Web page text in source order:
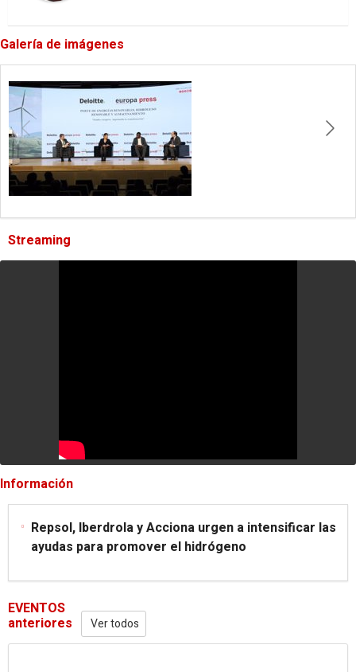
Galería de imágenes
Streaming
Información
Repsol, Iberdrola y Acciona urgen a intensificar las
ayudas para promover el hidrógeno
EVENTOS
anteriores Ver todos